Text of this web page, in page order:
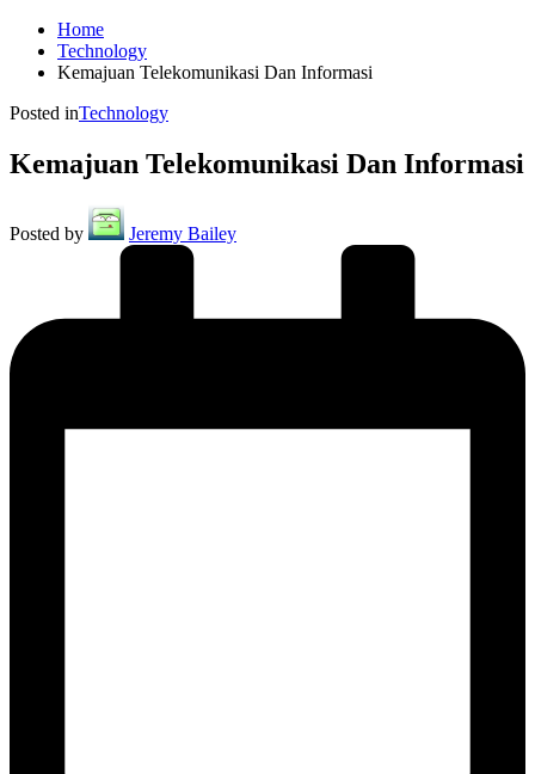
Home
Technology
Kemajuan Telekomunikasi Dan Informasi
Posted inTechnology
Kemajuan Telekomunikasi Dan Informasi
Posted by Jeremy Bailey